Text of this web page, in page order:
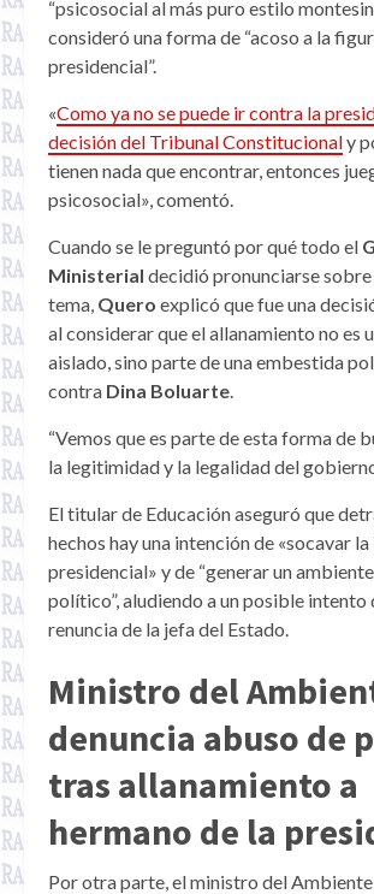
“psicosocial al más puro estilo
consideró una forma de “acoso a la
presidencial”.
«Como ya no se puede ir contra la
decisión del Tribunal Constitucionaly
tienen nada que encontrar, entonces
psicosocial», comentó.
Cuando se le preguntó por qué todo el
Ministerial decidió pronunciarse sobre
tema, Quero explicó que fue una
al considerar que el allanamiento no es
aislado, sino parte de una embestida
contra Dina Boluarte
“Vemos que es parte de esta forma de
la legitimidad y la legalidad del
El titular de Educación aseguró que
hechos hay una intención de «socavar
presidencial» y de “generar un
político”, aludiendo a un posible intento
renuncia de la jefa del Estado.
Ministro del
denuncia abuso de
tras allanamiento a
hermano de la
Por otra parte, el ministro del Ambiente,